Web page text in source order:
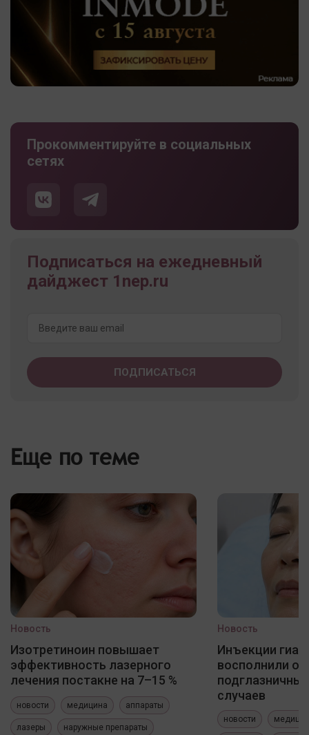
Прокомментируйте в социальных
сетях
Подписаться на ежедневный
дайджест 1nep.ru
Еще по теме
Новость
Изотретиноин повышает
эффективность лазерного
лечения постакне на 7–15 %
новости медицина аппараты
лазеры наружные препараты
Новость
Инъекции
восполнили
случаев
новости